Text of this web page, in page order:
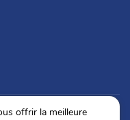
offrir la meilleure